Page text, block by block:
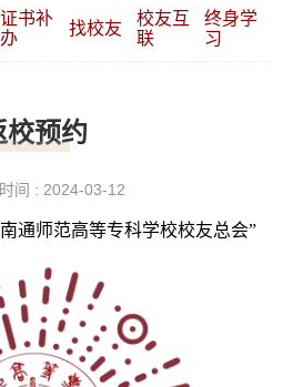
证书补
办
找校友
校友互
联
终身学
习
校预约
间 : 2024-03-12
通师范高等专科学校校友总会”